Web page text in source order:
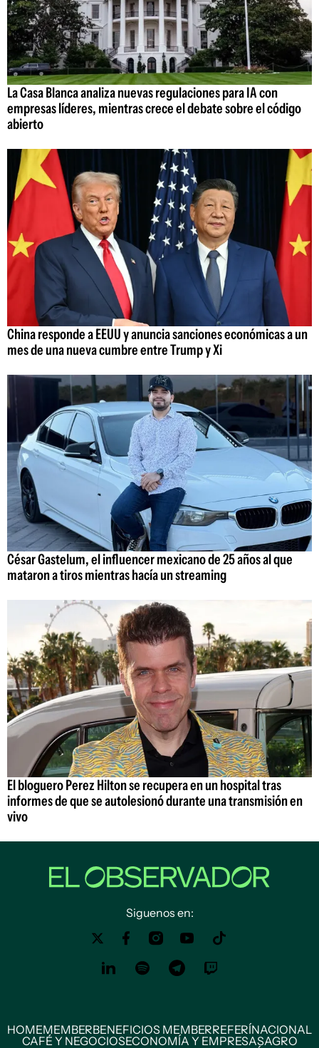
La Casa Blanca analiza nuevas regulaciones para IA con
empresas líderes, mientras crece el debate sobre el código
abierto
China responde a EEUU y anuncia sanciones económicas a un
mes de una nueva cumbre entre Trump y Xi
César Gastelum, el influencer mexicano de 25 años al que
mataron a tiros mientras hacía un streaming
El bloguero Perez Hilton se recupera en un hospital tras
informes de que se autolesionó durante una transmisión en
vivo
Siguenos en:
HOMEMEMBERBENEFICIOS MEMBERREFERÍNACIONAL
CAFÉ Y NEGOCIOSECONOMÍA Y EMPRESASAGRO